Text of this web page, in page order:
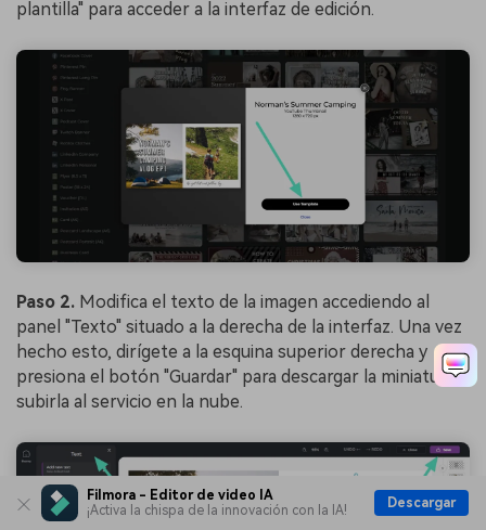
Filmora - Editor de video IA
¡Activa la chispa de la innovación con la IA!
Descargar
plantilla" para acceder a la interfaz de edición.
Paso 2. Modifica el texto de la imagen accediendo al
panel "Texto" situado a la derecha de la interfaz. Una vez
hecho esto, dirígete a la esquina superior derecha y
presiona el botón "Guardar" para descargar la miniatura y
subirla al servicio en la nube.